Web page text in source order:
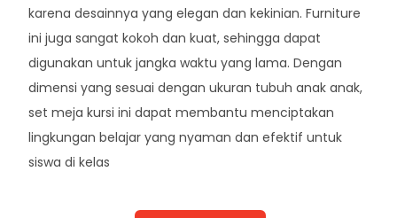
karena desainnya yang elegan dan kekinian. Furniture
ini juga sangat kokoh dan kuat, sehingga dapat
digunakan untuk jangka waktu yang lama. Dengan
dimensi yang sesuai dengan ukuran tubuh anak anak,
set meja kursi ini dapat membantu menciptakan
lingkungan belajar yang nyaman dan efektif untuk
siswa di kelas